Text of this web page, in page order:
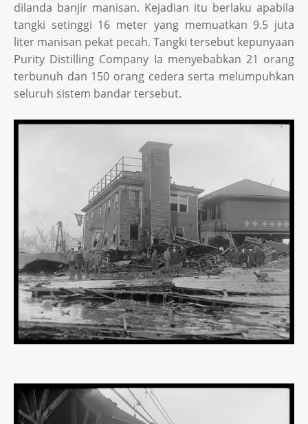
dilanda banjir manisan. Kejadian itu berlaku apabila
tangki setinggi 16 meter yang memuatkan 9.5 juta
liter manisan pekat pecah. Tangki tersebut kepunyaan
Purity Distilling Company Ia menyebabkan 21 orang
terbunuh dan 150 orang cedera serta melumpuhkan
seluruh sistem bandar tersebut.